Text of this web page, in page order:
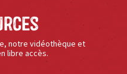
notre vidéothèque et
libre accès.